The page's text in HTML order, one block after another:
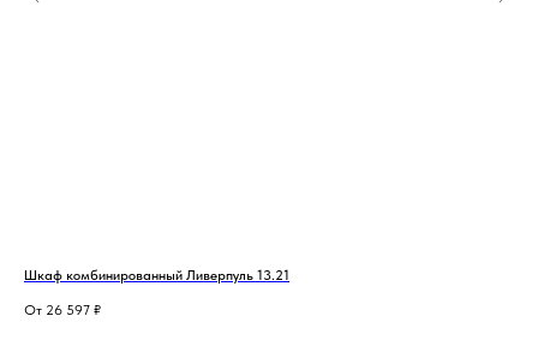
Шкаф комбинированный Ливерпуль 13.21
26 597 ₽